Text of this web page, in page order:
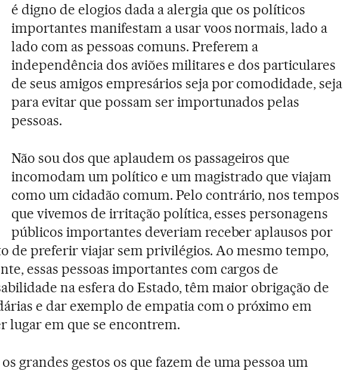
é digno de elogios dada a alergia que os políticos
importantes manifestam a usar voos normais, lado a
lado com as pessoas comuns. Preferem a
independência dos aviões militares e dos particulares
de seus amigos empresários seja por comodidade, seja
para evitar que possam ser importunados pelas
pessoas.
Não sou dos que aplaudem os passageiros que
incomodam um político e um magistrado que viajam
como um cidadão comum. Pelo contrário, nos tempos
que vivemos de irritação política, esses personagens
públicos importantes deveriam receber aplausos por
de preferir viajar sem privilégios. Ao mesmo tempo,
essas pessoas importantes com cargos de
na esfera do Estado, têm maior obrigação de
e dar exemplo de empatia com o próximo em
lugar em que se encontrem.
os grandes gestos os que fazem de uma pessoa um